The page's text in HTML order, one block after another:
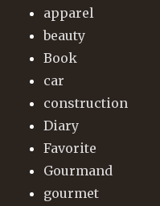
apparel
beauty
Book
car
construction
Diary
Favorite
Gourmand
gourmet